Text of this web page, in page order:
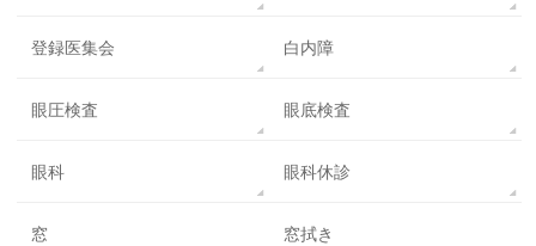
登録医集会 白内障
眼圧検査 眼底検査
眼科 眼科休診
窓 窓拭き